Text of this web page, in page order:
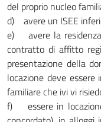
del proprio nucleo
d) avere un ISEE
e) avere la residenza
contratto di affitto
presentazione della
locazione deve
familiare che ivi vi
f) essere in